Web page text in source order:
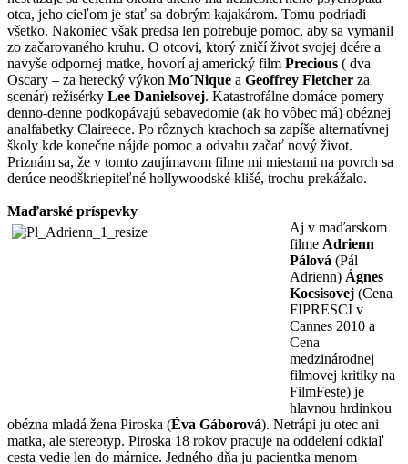
otca, jeho cieľom je stať sa dobrým kajakárom. Tomu podriadi
všetko. Nakoniec však predsa len potrebuje pomoc, aby sa vymanil
zo začarovaného kruhu. O otcovi, ktorý zničí život svojej dcére a
navyše odpornej matke, hovorí aj americký film Precious ( dva
Oscary – za herecký výkon Mo´Nique a Geoffrey Fletcher za
scenár) režisérky Lee Danielsovej. Katastrofálne domáce pomery
denno-denne podkopávajú sebavedomie (ak ho vôbec má) obéznej
analfabetky Claireece. Po rôznych krachoch sa zapíše alternatívnej
školy kde konečne nájde pomoc a odvahu začať nový život.
Priznám sa, že v tomto zaujímavom filme mi miestami na povrch sa
derúce neodškriepiteľné hollywoodské klišé, trochu prekážalo.
Maďarské príspevky
Aj v maďarskom
filme Adrienn
Pálová (Pál
Adrienn) Ágnes
Kocsisovej (Cena
FIPRESCI v
Cannes 2010 a
Cena
medzinárodnej
filmovej kritiky na
FilmFeste) je
hlavnou hrdinkou
obézna mladá žena Piroska (Éva Gáborová). Netrápi ju otec ani
matka, ale stereotyp. Piroska 18 rokov pracuje na oddelení odkiaľ
cesta vedie len do márnice. Jedného dňa ju pacientka menom